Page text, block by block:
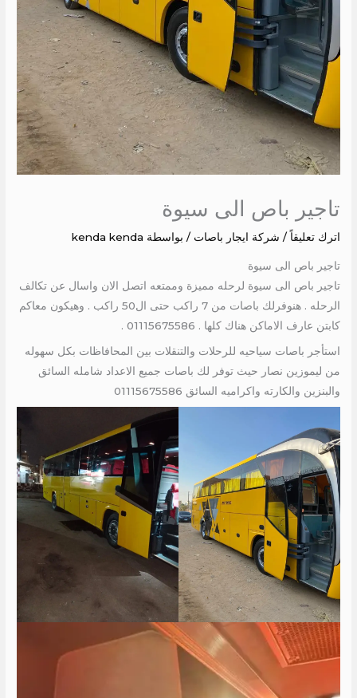
تاجير باص الى سيوة
اترك تعليقاً / شركة ايجار باصات / بواسطة kenda kenda
تاجير باص الى سيوة
تاجير باص الى سيوة لرحله مميزة وممتعه اتصل الان واسال عن تكالف
الرحله . هنوفرلك باصات من 7 راكب حتى ال50 راكب . وهيكون معاكم
كابتن عارف الاماكن هناك كلها . 01115675586 .
استأجر باصات سياحيه للرحلات والتنقلات بين المحافاظات بكل سهوله
من ليموزين نصار حيث توفر لك باصات جميع الاعداد شامله السائق
والبنزين والكارته واكراميه السائق 01115675586